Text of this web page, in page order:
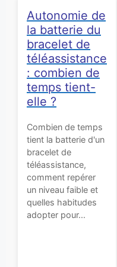
Autonomie de
la batterie du
bracelet de
téléassistance
: combien de
temps tient-
elle ?
Combien de temps
tient la batterie d'un
bracelet de
téléassistance,
comment repérer
un niveau faible et
quelles habitudes
adopter pour...